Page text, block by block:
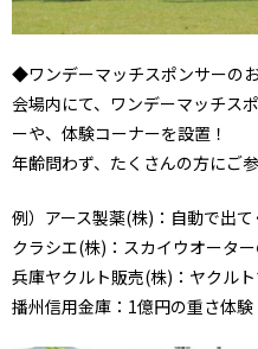
◆ワンデーマッチスポンサーの
会場内にて、ワンデーマッチス
ーや、体験コーナーを設置！
年齢問わず、たくさんの方にご
例）アース製薬(株)：自動で出
クラシエ(株)：スカイウオータ
兵庫ヤクルト販売(株)：ヤクル
播州信用金庫：1億円の重さ体験